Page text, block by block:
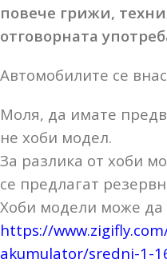
повече грижи,
отговорната
Автомобилите се
Моля, да имате
не хоби модел.
За разлика от хоби
се предлагат
Хоби модели може да
https://
akumulator/sredni-1-